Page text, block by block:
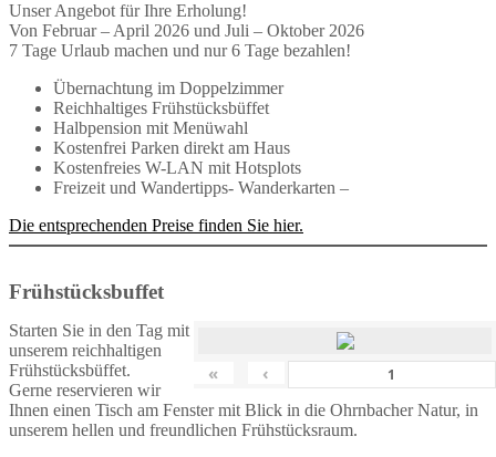
Unser Angebot für Ihre Erholung!
Von Februar – April 2026 und Juli – Oktober 2026
7 Tage Urlaub machen und nur 6 Tage bezahlen!
Übernachtung im Doppelzimmer
Reichhaltiges Frühstücksbüffet
Halbpension mit Menüwahl
Kostenfrei Parken direkt am Haus
Kostenfreies W-LAN mit Hotsplots
Freizeit und Wandertipps- Wanderkarten –
Die entsprechenden Preise finden Sie hier.
Frühstücksbuffet
« ‹
Starten Sie in den Tag mit
unserem reichhaltigen
Frühstücksbüffet.
Gerne reservieren wir
Ihnen einen Tisch am Fenster mit Blick in die Ohrnbacher Natur, in
unserem hellen und freundlichen Frühstücksraum.